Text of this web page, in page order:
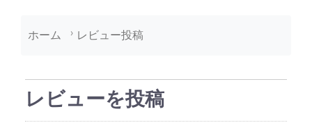
ホーム レビュー投稿
レビューを投稿